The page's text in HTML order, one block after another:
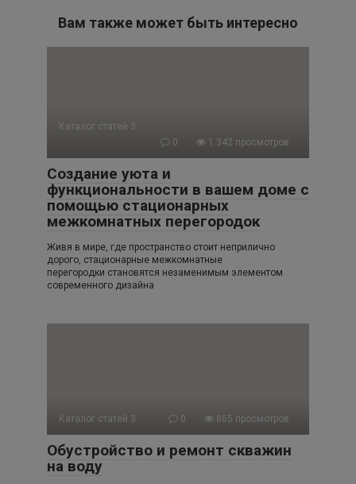
Вам также может быть интересно
Каталог статей 3
0
1 342 просмотров
Создание уюта и
функциональности в вашем доме с
помощью стационарных
межкомнатных перегородок
Живя в мире, где пространство стоит неприлично
дорого, стационарные межкомнатные
перегородки становятся незаменимым элементом
современного дизайна
Каталог статей 3 0 865 просмотров
Обустройство и ремонт скважин
на воду